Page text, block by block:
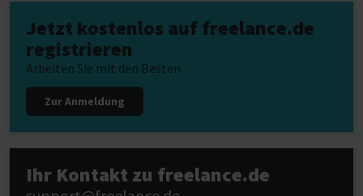
Jetzt kostenlos auf freelance.de
registrieren
Arbeiten Sie mit den Besten
Zur Anmeldung
Ihr Kontakt zu freelance.de